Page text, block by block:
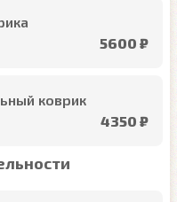
5600 ₽
коврик
4350 ₽